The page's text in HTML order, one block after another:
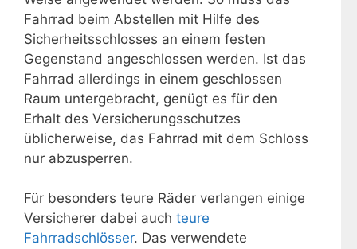
Fahrrad beim Abstellen mit Hilfe des
Sicherheitsschlosses an einem festen
Gegenstand angeschlossen werden. Ist das
Fahrrad allerdings in einem geschlossen
Raum untergebracht, genügt es für den
Erhalt des Versicherungsschutzes
üblicherweise, das Fahrrad mit dem Schloss
nur abzusperren.
Für besonders teure Räder verlangen einige
Versicherer dabei auch teure
Fahrradschlösser. Das verwendete